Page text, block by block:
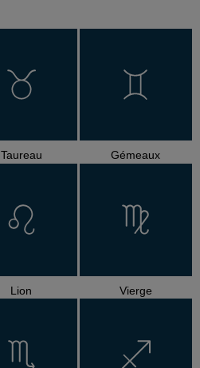
Taureau Gémeaux
Lion Vierge